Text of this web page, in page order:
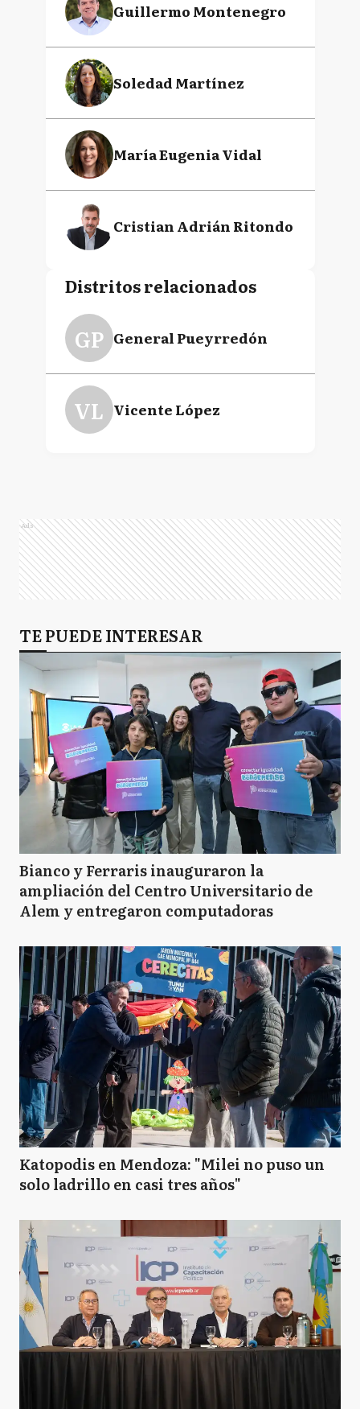
Guillermo Montenegro
Soledad Martínez
María Eugenia Vidal
Cristian Adrián Ritondo
Distritos relacionados
GP General Pueyrredón
VL Vicente López
Ads
TE PUEDE INTERESAR
Bianco y Ferraris inauguraron la
ampliación del Centro Universitario de
Alem y entregaron computadoras
Katopodis en Mendoza: "Milei no puso un
solo ladrillo en casi tres años"